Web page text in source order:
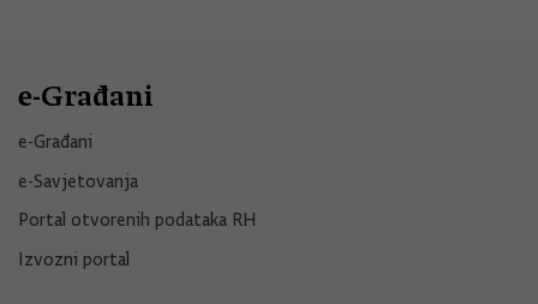
e-Građani
e-Građani
e-Savjetovanja
Portal otvorenih podataka RH
Izvozni portal